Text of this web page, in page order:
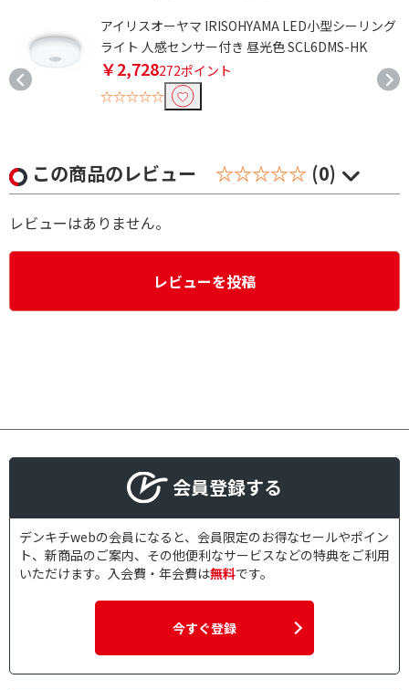
アイリスオーヤマ IRISOHYAMA LED小型シーリング
ライト 人感センサー付き 昼光色 SCL6DMS-HK
￥2,728272ポイント
☆☆☆☆☆
この商品のレビュー ☆☆☆☆☆ (0)
レビューはありません。
レビューを投稿
会員登録する
デンキチwebの会員になると、会員限定のお得なセールやポイン
ト、新商品のご案内、その他便利なサービスなどの特典をご利用
いただけます。入会費・年会費は無料です。
今すぐ登録